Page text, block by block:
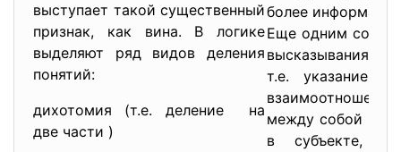
выступает такой существенный
признак, как вина. В логике
выделяют ряд видов деления
понятий:
дихотомия (т.е. деление на
две части )
более
Еще одним
высказывания
т.е. указание
между собой
в субъекте, и